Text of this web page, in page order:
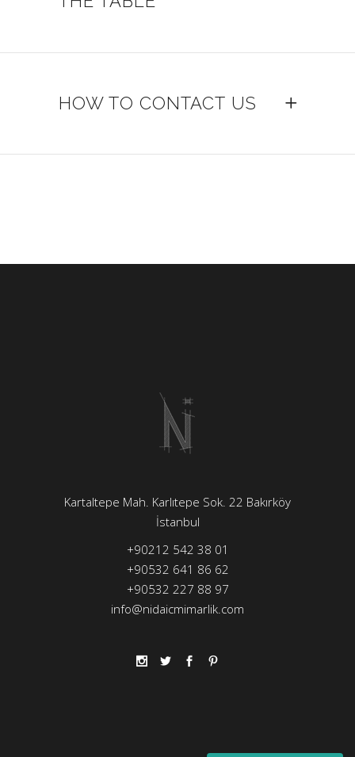
HOW TO CONTACT US
Kartaltepe Mah. Karlıtepe Sok. 22 Bakırköy
İstanbul
+90212 542 38 01
+90532 641 86 62
+90532 227 88 97
info@nidaicmimarlik.com